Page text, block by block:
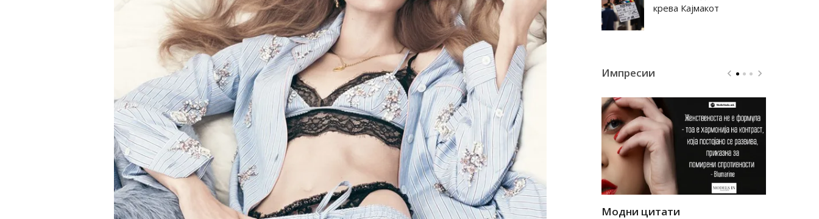
крева Кајмакот
Импресии
Модни цитати Модни цитати Модни цитати